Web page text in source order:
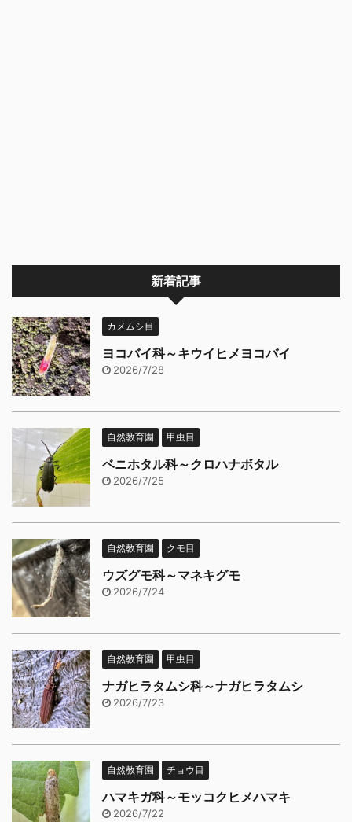
新着記事
カメムシ目
ヨコバイ科～キウイヒメヨコバイ
2026/7/28
自然教育園 甲虫目
ベニホタル科～クロハナボタル
2026/7/25
自然教育園 クモ目
ウズグモ科～マネキグモ
2026/7/24
自然教育園 甲虫目
ナガヒラタムシ科～ナガヒラタムシ
2026/7/23
自然教育園 チョウ目
ハマキガ科～モッコクヒメハマキ
2026/7/22